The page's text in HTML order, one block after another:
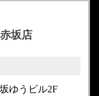
赤坂店
ゆうビル2F